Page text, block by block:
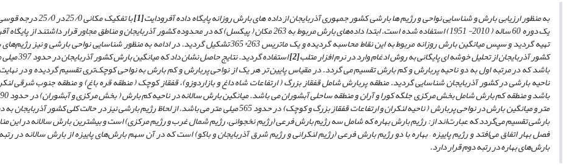
به منظور ارزیابی بارش و شناسایی نواحی و رژیم ها بارشی کشور جمهوری آذربایجان از داده های بارش روزانه پایگاه داده آفرودایت[1] با تفکیک مکانی 25/0 در
یک دوره 60 ساله ( 2010- 1951) استفاده شده است. ابتدا داده‌های بارش مربوط به 263 مکان ( پیکسل) که در محدوده کشور آذربایجان و مناطق مجاور قرار داشتند از پایگاه
تهیه گردید و سپس میانگین بارش روزانه مربوط به این نقاط محاسبه گردیده و یک ماتریس 263*365 تشکیل گردید. در ادامه به منظور شناسایی نواحی بارشی و
کشور آذربایجان از تحلیل خوشه ایپایگانی به روش ادغام وارددر نرم افزار متلب[2] استفاده گردید. نتایج حاصل نشان داد
باشد کهدر مرتبه اول به دو ناحیه پربارش و کم بارش تقسیم می گردد. در مقیاس پایین تر هر یک از نواحی پربارش و کم بارش به نواحی کوچک‌تری تقسیم گردیده و در
ناحیه بارشی در کشور آذربایجان شناسایی گردید. منطقه پربارش شامل قفقاز بزرگ ( ارتفاعات شاه داغ و بازاردوزو)، قفقاز کوچک ( منطقه قره باغ) و منطقه جنوب شرقی
متر و میانگین بارش در نواحی پربارش ( ناحیه لنکران و ارتفاعات قفقاز بزرگ و کوچک) در حدود 565 میلی متر می باشد. از لحاظ رژیم بارشی نیز در حالت کلی کشور آذربایجان به
بارشی تقسیم می‌گردد که عبارت‌اند از: رژیم بارش بهاره که شامل سه رژیم بارش فرعی (رژیم نخجوانی، رژیم شمال غرب و رژیم مرکزی) است و بیشترین بارش سالانه در این
فصل بهار اتفاق می‌افتد و رژیم پاییزه–بهاره با دو رژیم بارش فرعی (رژیم لنکرانی و رژیم شرق آذربایجان و باکو) است که در آن سهم بارش‌های پاییزه از بارش سالانه در
بارش‌های بهاره در رتبه دوم قرار دارد.